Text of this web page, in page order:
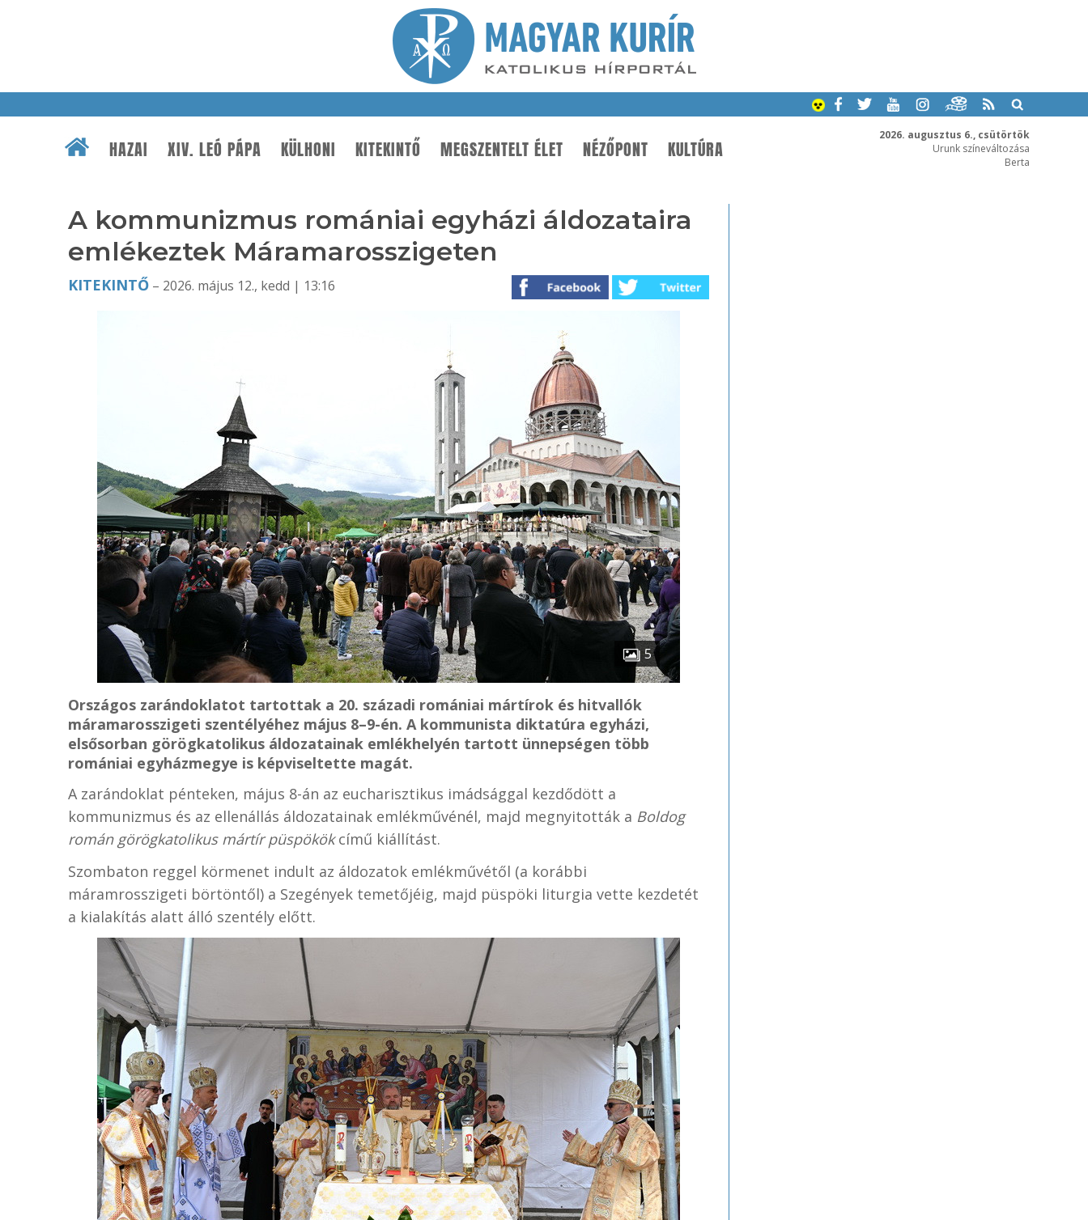
2026. augusztus 6., csütörtök
Urunk színeváltozása
Berta
HAZAI XIV. LEÓ PÁPA KÜLHONI KITEKINTŐ MEGSZENTELT ÉLET NÉZŐPONT KULTÚRA
A kommunizmus romániai egyházi áldozataira
emlékeztek Máramarosszigeten
KITEKINTŐ – 2026. május 12., kedd | 13:16
5
Országos zarándoklatot tartottak a 20. századi romániai mártírok és hitvallók
máramarosszigeti szentélyéhez május 8–9-én. A kommunista diktatúra egyházi,
elsősorban görögkatolikus áldozatainak emlékhelyén tartott ünnepségen több
romániai egyházmegye is képviseltette magát.
A zarándoklat pénteken, május 8-án az eucharisztikus imádsággal kezdődött a
kommunizmus és az ellenállás áldozatainak emlékművénél, majd megnyitották a Boldog
román görögkatolikus mártír püspökökcímű kiállítást.
Szombaton reggel körmenet indult az áldozatok emlékművétől (a korábbi
máramrosszigeti börtöntől) a Szegények temetőjéig, majd püspöki liturgia vette kezdetét
a kialakítás alatt álló szentély előtt.